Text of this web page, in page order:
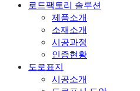
로드팩토리 솔루션
제품소개
소재소개
시공과정
인증현황
도로표지
시공소개